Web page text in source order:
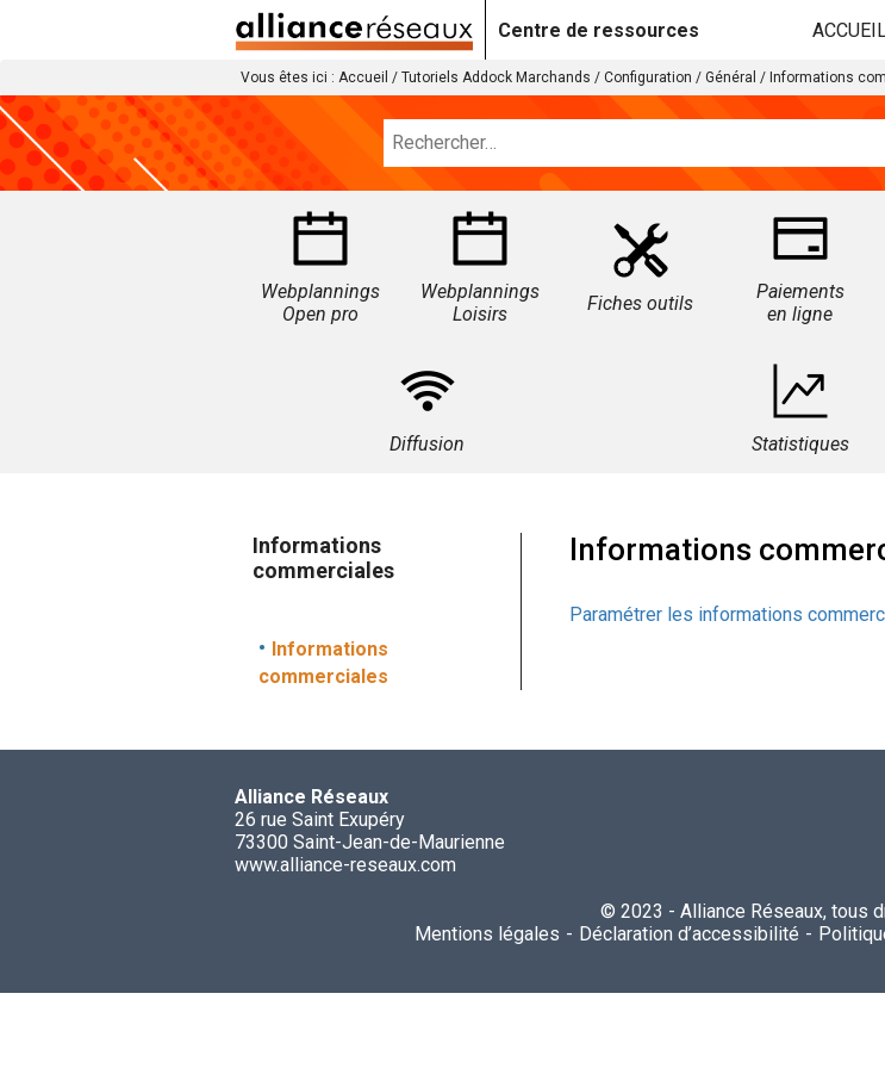
Centre de ressources
Vous êtes ici : Accueil / Tutoriels Addock Marchands / Configuration / Général / Informations
Webplannings
Open pro
Webplannings
Loisirs
Fiches outils
Paiements
en ligne
Diffusion Statistiques
Informations
commerciales
Informations
commerciales
Informations
Paramétrer les informations
Alliance Réseaux
26 rue Saint Exupéry
73300 Saint-Jean-de-Maurienne
www.alliance-reseaux.com
© 2023 - Alliance Réseaux, tous
Mentions légales
Déclaration d’accessibilité